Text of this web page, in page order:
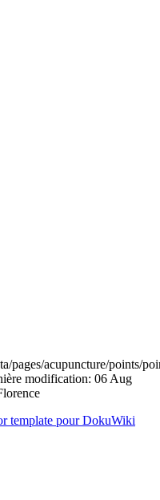
pages/acupuncture/points/
modification: 06 Aug